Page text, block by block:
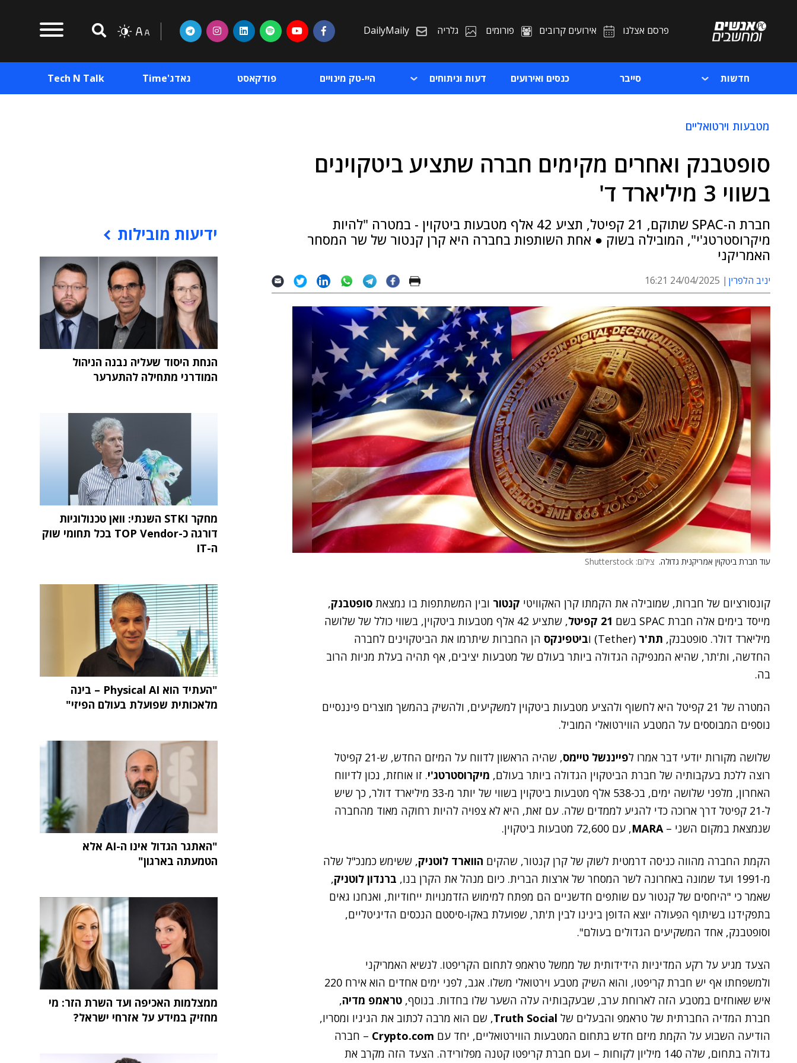
פרסם אצלנו אירועים קרובים פורומים גלריה DailyMaily
חדשות סייבר כנסים ואירועים דעות וניתוחים היי-טק מינויים פודקאסט גאדג'Time Tech N Talk
מטבעות וירטואליים
סופטבנק ואחרים מקימים חברה שתציע ביטקוינים
בשווי 3 מיליארד ד'
חברת ה-SPAC שתוקם, 21 קפיטל, תציע 42 אלף מטבעות ביטקוין - במטרה "להיות
מיקרוסטרטג'י", המובילה בשוק ● אחת השותפות בחברה היא קרן קנטור של שר המסחר
האמריקני
יניב הלפרין 24/04/2025 16:21
עוד חברת ביטקוין אמריקנית גדולה. צילום: Shutterstock
קונסורציום של חברות, שמובילה את הקמתו קרן האקוויטי קנטור ובין המשתתפות בו נמצאת סופטבנק,
מייסד בימים אלה חברת SPAC בשם
21 קפיטל
, שתציע 42 אלף מטבעות ביטקוין, בשווי כולל של שלושה
מיליארד דולר. סופטבנק, תת'ר (Tether) ו ביטפינקס הן החברות שיתרמו את הביטקוינים לחברה
החדשה, ות'תר, שהיא המנפיקה הגדולה ביותר בעולם של מטבעות יציבים, אף תהיה בעלת מניות הרוב
בה.
המטרה של 21 קפיטל היא לחשוף ולהציע מטבעות ביטקוין למשקיעים, ולהשיק בהמשך מוצרים פיננסיים
נוספים המבוססים על המטבע הווירטואלי המוביל.
שלושה מקורות יודעי דבר אמרו לפייננשל טיימס
, שהיה הראשון לדווח על המיזם החדש, ש-21 קפיטל
רוצה ללכת בעקבותיה של חברת הביטקוין הגדולה ביותר בעולם, מיקרוסטרטג'י. זו אוחזת, נכון לדיווח
האחרון, מלפני שלושה ימים, בכ-538 אלף מטבעות ביטקוין בשווי של יותר מ-33 מיליארד דולר, כך שיש
ל-21 קפיטל דרך ארוכה כדי להגיע לממדים שלה. עם זאת, היא לא צפויה להיות רחוקה מאוד מהחברה
שנמצאת במקום השני –MARA, עם 72,600 מטבעות ביטקוין.
הקמת החברה מהווה כניסה דרמטית לשוק של קרן קנטור, שהקים הווארד לוטניק, ששימש כמנכ"ל שלה
מ-1991 ועד שמונה באחרונה לשר המסחר של ארצות הברית. כיום מנהל את הקרן בנו,
ברנדון לוטניק,
שאמר כי "היחסים של קנטור עם שותפים חדשניים הם מפתח למימוש הזדמנויות ייחודיות, ואנחנו גאים
בתפקידנו בשיתוף הפעולה יוצא הדופן בינינו לבין ת'תר, שפועלת באקו-סיסטם הנכסים הדיגיטליים,
וסופטבנק, אחד המשקיעים הגדולים בעולם".
הצעד מגיע על רקע המדיניות הידידותית של ממשל טראמפ לתחום הקריפטו. לנשיא האמריקני
ולמשפחתו אף יש חברת קריפטו, והוא השיק מטבע וירטואלי משלו. אגב, לפני ימים אחדים הוא אירח 220
איש שאוחזים במטבע הזה לארוחת ערב, שבעקבותיה עלה השער שלו בחדות. בנוסף, טראמפ מדיה,
חברת המדיה החברתית של טראמפ והבעלים של Truth Social, שם הוא מרבה לכתוב את הגיגיו ומסריו,
הודיעה השבוע על הקמת מיזם חדש בתחום המטבעות הווירטואליים, יחד עם Crypto.com – חברה
גדולה בתחום, שלה 140 מיליון לקוחות – ועם חברת קריפטו קטנה מפלורידה. הצעד הזה מקרב את
ידיעות מובילות
הנחת היסוד שעליה נבנה הניהול
המודרני מתחילה להתערער
מחקר STKI השנתי: וואן טכנולוגיות
דורגה כ-TOP Vendor בכל תחומי שוק
ה-IT
"העתיד הוא Physical AI – בינה
מלאכותית שפועלת בעולם הפיזי"
"האתגר הגדול אינו ה-AI אלא
הטמעתה בארגון"
ממצלמות האכיפה ועד השרת הזר: מי
מחזיק במידע על אזרחי ישראל?